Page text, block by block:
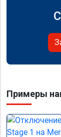
Примеры